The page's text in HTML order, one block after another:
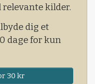
relevante kilder.
dig et
dage for kun
30 kr